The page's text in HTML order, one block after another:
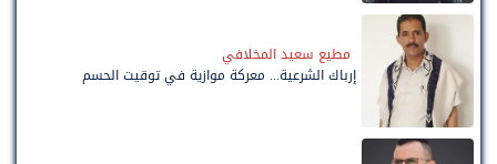
مطيع سعيد المخلافي
إرباك الشرعية... معركة موازية في توقيت الحسم